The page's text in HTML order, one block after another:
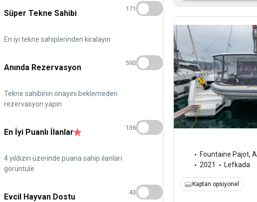
Süper Tekne Sahibi
En iyi tekne sahiplerinden kiralayın
171
Anında Rezervasyon
Tekne sahibinin onayını beklemeden
rezervasyon yapın
593
En İyi Puanlı İlanlar
4 yıldızın üzerinde puana sahip ilanları
görüntüle
136
Evcil Hayvan Dostu 43
Fountaine Pajot,
2021
Lefkada
Kaptan opsiyonel